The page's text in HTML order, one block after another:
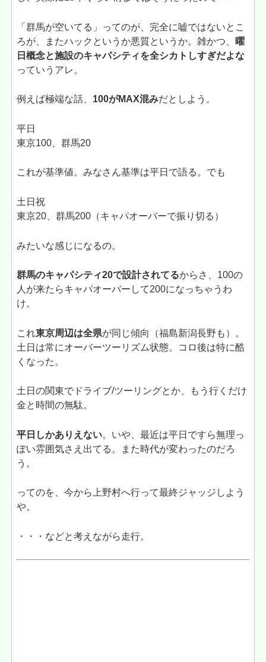
「群馬が空いてる」ってのが、完全に嘘ではないとこ
ろが、またハックというか悪質というか。雑かつ、
曜
日概念と施設のキャパシティを全シカトしすぎだよな
っていうアレ。
例えば極端な話、 100がMAX混みだとしよう。
平日
東京100、群馬20
これが基準値。みなさん基準は平日で語る。でも
土日祝
東京20、群馬200（キャパオーバーで振り切る）
みたいな感じになるの。
群馬のキャパシティ20で設計されてるからさ、100の
人が来たらキャパオーバーして200になっちゃうわ
け。
これ東京周辺は全県が同じ傾向（福島新潟長野も）。
土日は常にオーバーツーリズム状態。コロ後は特に酷
くなった。
土日の関東でドライブ/ツーリングとか、もう行くだけ
金と時間の無駄。
平日しかありえない。いや、最近は平日ですら無理っ
ぽい雰囲気さえ出てる。また時代が変わったのだろ
う。
ってのを、今から上野村へ行って最終ジャッジしよう
や。
・・・などと考えながら走行。